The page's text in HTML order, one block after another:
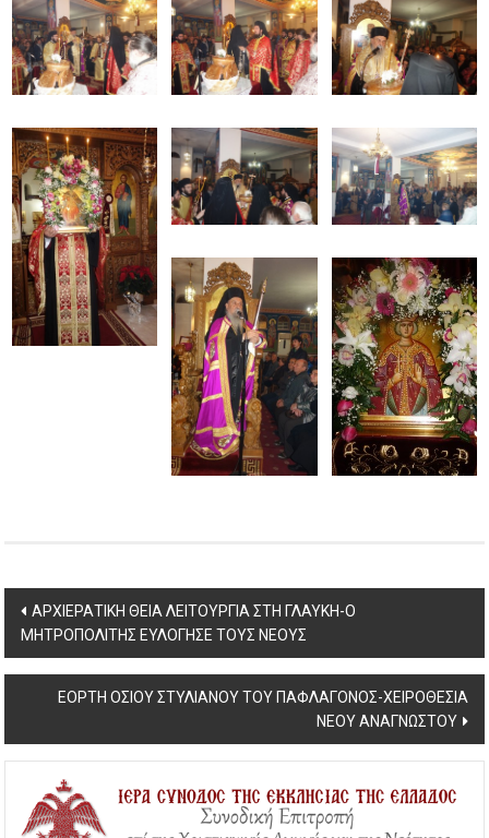
Post
navigation
ΑΡΧΙΕΡΑΤΙΚΗ ΘΕΙΑ ΛΕΙΤΟΥΡΓΙΑ ΣΤΗ ΓΛΑΥΚΗ-Ο
ΜΗΤΡΟΠΟΛΙΤΗΣ ΕΥΛΟΓΗΣΕ ΤΟΥΣ ΝΕΟΥΣ
ΕΟΡΤΗ ΟΣΙΟΥ ΣΤΥΛΙΑΝΟΥ ΤΟΥ ΠΑΦΛΑΓΟΝΟΣ-ΧΕΙΡΟΘΕΣΙΑ
ΝΕΟΥ ΑΝΑΓΝΩΣΤΟΥ